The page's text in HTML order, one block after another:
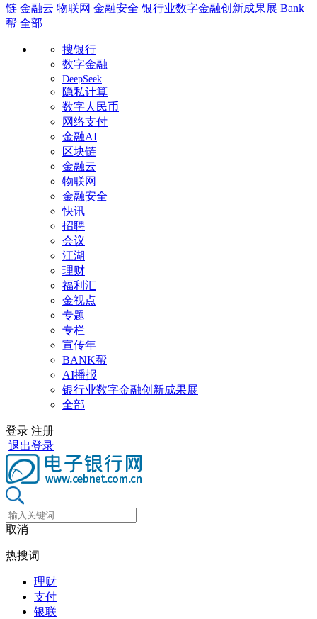
链 金融云 物联网 金融安全 银行业数字金融创新成果展 Bank
帮 全部
搜银行
数字金融
DeepSeek
隐私计算
数字人民币
网络支付
金融AI
区块链
金融云
物联网
金融安全
快讯
招聘
会议
江湖
理财
福利汇
金视点
专题
专栏
宣传年
BANK帮
AI播报
银行业数字金融创新成果展
全部
登录 注册
退出登录
取消
热搜词
理财
支付
银联